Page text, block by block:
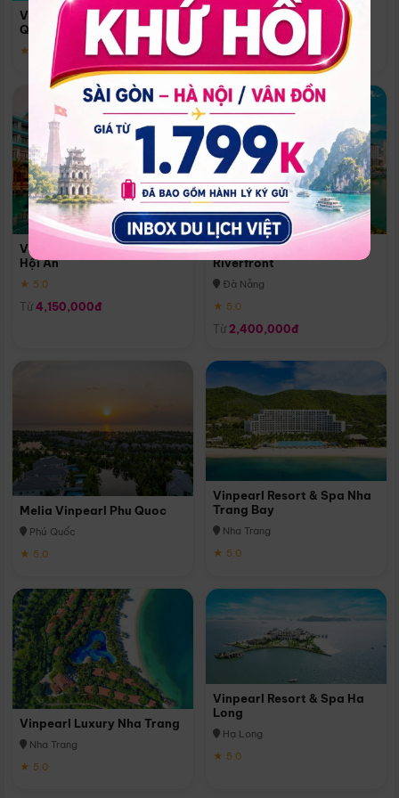
Vinpearl Resort & Spa Phu
Quoc
★ 5.0
Quoc
Phú Quốc
★ 5.0
Vinpearl Resort & Golf Nam
Hội An
★ 5.0
Từ 4,150,000đ
Melia Vinpearl Danang
Riverfront
Đà Nẵng
★ 5.0
Từ 2,400,000đ
Melia Vinpearl Phu Quoc
Phú Quốc
★ 5.0
Vinpearl Resort & Spa Nha
Trang Bay
Nha Trang
★ 5.0
Vinpearl Luxury Nha Trang
Nha Trang
★ 5.0
Vinpearl Resort & Spa Ha
Long
Hạ Long
★ 5.0